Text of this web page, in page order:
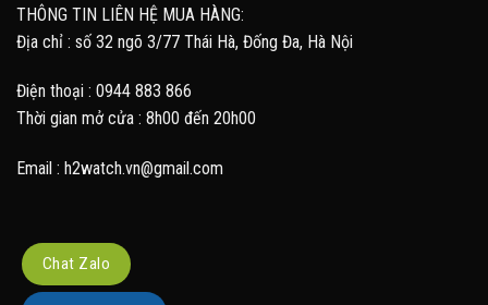
THÔNG TIN LIÊN HỆ MUA HÀNG:
Địa chỉ : số 32 ngõ 3/77 Thái Hà, Đống Đa, Hà Nội
Điện thoại : 0944 883 866
Thời gian mở cửa : 8h00 đến 20h00
Email : h2watch.vn@gmail.com
Chat Zalo